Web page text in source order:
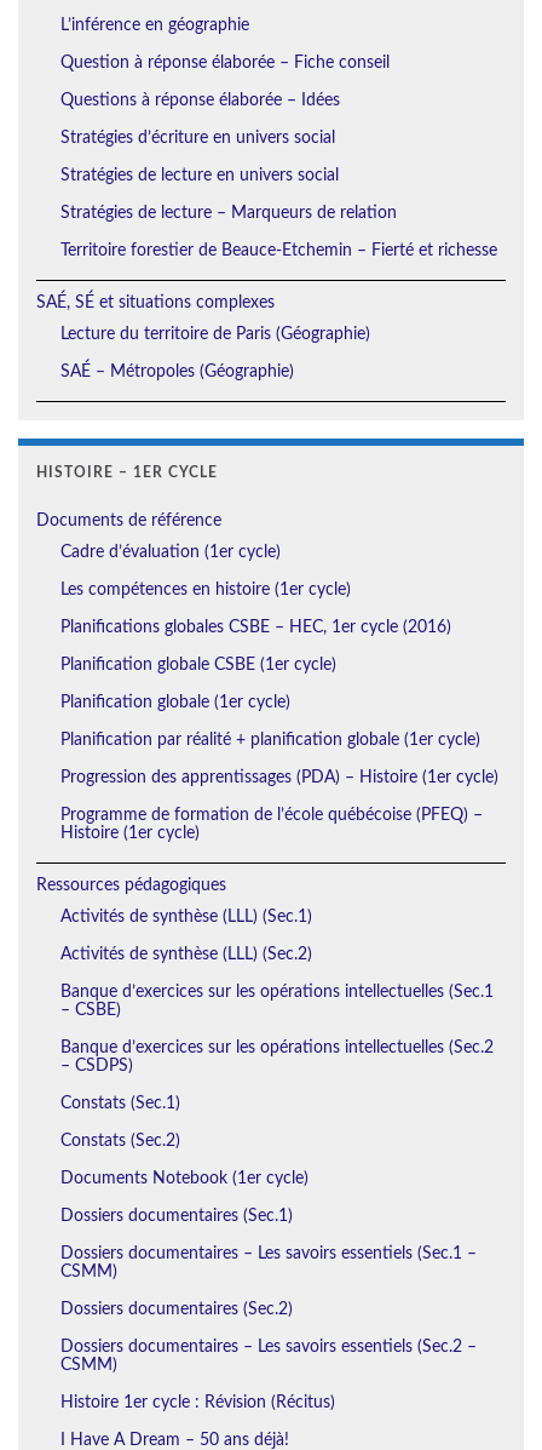
L’inférence en géographie
Question à réponse élaborée – Fiche conseil
Questions à réponse élaborée – Idées
Stratégies d’écriture en univers social
Stratégies de lecture en univers social
Stratégies de lecture – Marqueurs de relation
Territoire forestier de Beauce-Etchemin – Fierté et richesse
SAÉ, SÉ et situations complexes
Lecture du territoire de Paris (Géographie)
SAÉ – Métropoles (Géographie)
HISTOIRE – 1ER CYCLE
Documents de référence
Cadre d’évaluation (1er cycle)
Les compétences en histoire (1er cycle)
Planifications globales CSBE – HEC, 1er cycle (2016)
Planification globale CSBE (1er cycle)
Planification globale (1er cycle)
Planification par réalité + planification globale (1er cycle)
Progression des apprentissages (PDA) – Histoire (1er cycle)
Programme de formation de l’école québécoise (PFEQ) –
Histoire (1er cycle)
Ressources pédagogiques
Activités de synthèse (LLL) (Sec.1)
Activités de synthèse (LLL) (Sec.2)
Banque d’exercices sur les opérations intellectuelles (Sec.1
– CSBE)
Banque d’exercices sur les opérations intellectuelles (Sec.2
– CSDPS)
Constats (Sec.1)
Constats (Sec.2)
Documents Notebook (1er cycle)
Dossiers documentaires (Sec.1)
Dossiers documentaires – Les savoirs essentiels (Sec.1 –
CSMM)
Dossiers documentaires (Sec.2)
Dossiers documentaires – Les savoirs essentiels (Sec.2 –
CSMM)
Histoire 1er cycle : Révision (Récitus)
I Have A Dream – 50 ans déjà!